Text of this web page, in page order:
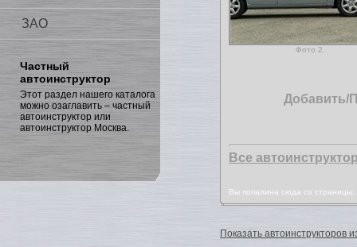
ЗАО
Частный
автоинструктор
Этот раздел нашего каталога
можно озаглавить – частный
автоинструктор или
автоинструктор Москва.
Фото 2.
Добавить/
Все
Вы попалина сюда со
Показать автоинструкторов